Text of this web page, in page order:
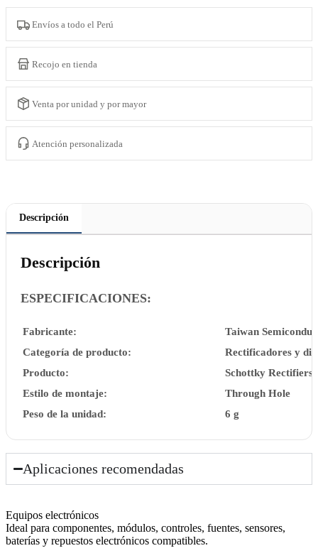
Envíos a todo el Perú
Recojo en tienda
Venta por unidad y por mayor
Atención personalizada
Descripción
Descripción
ESPECIFICACIONES:
Fabricante:
Taiwan
Categoría de producto:
Rectificadores y
Producto:
Schottky Rectifiers
Estilo de montaje:
Through Hole
Peso de la unidad:
6 g
Aplicaciones recomendadas
Equipos electrónicos
Ideal para componentes, módulos, controles, fuentes, sensores,
baterías y repuestos electrónicos compatibles.